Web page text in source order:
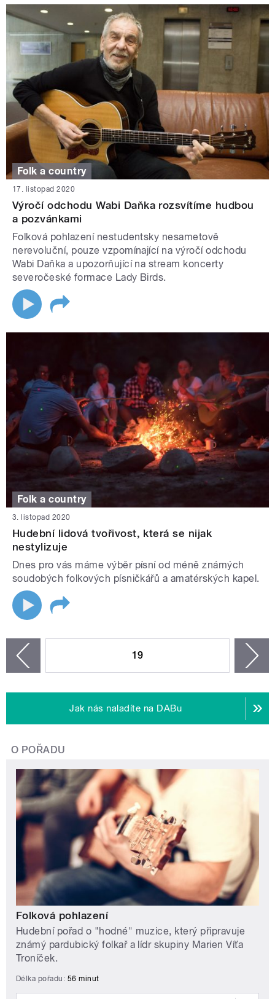
Folk a country
17. listopad 2020
Výročí odchodu Wabi Daňka rozsvítíme hudbou
a pozvánkami
Folková pohlazení nestudentsky nesametově
nerevoluční, pouze vzpomínající na výročí odchodu
Wabi Daňka a upozorňující na stream koncerty
severočeské formace Lady Birds.
Folk a country
3. listopad 2020
Hudební lidová tvořivost, která se nijak
nestylizuje
Dnes pro vás máme výběr písní od méně známých
soudobých folkových písničkářů a amatérských kapel.
19
Jak nás naladíte na DABu
O POŘADU
Folková pohlazení
Hudební pořad o "hodné" muzice, který připravuje
známý pardubický folkař a lídr skupiny Marien Víťa
Troníček.
Délka pořadu: 56 minut